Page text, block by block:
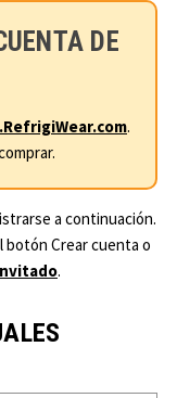
DE
.
a continuación.
botón Crear cuenta o
.